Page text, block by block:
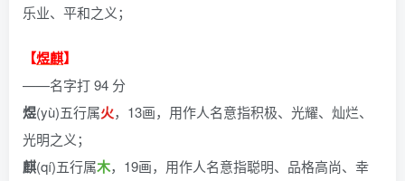
乐业、平和之义；
【煜麒】
——名字打 94 分
煜(yù)五行属火，13画，用作人名意指积极、光耀、灿烂、
光明之义；
麒(qí)五行属木，19画，用作人名意指聪明、品格高尚、幸